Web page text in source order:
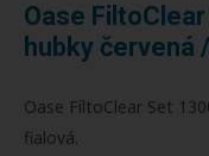
Oase
hubky červená
Oase FiltoClear Set
fialová.